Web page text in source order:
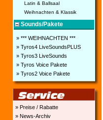
Latin & Ballsaal
Weihnachten & Klassik
Sounds/Pakete
» *** WEIHNACHTEN ***
» Tyros4 LiveSoundsPLUS
» Tyros3 LiveSounds
» Tyros Voice Pakete
» Tyros2 Voice Pakete
» Preise / Rabatte
» News-Archiv